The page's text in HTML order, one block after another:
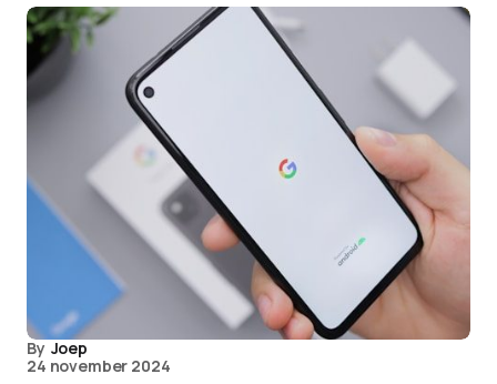
By Joep
24 november 2024